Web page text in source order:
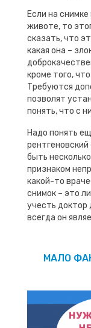
Если на
животе, то
сказать, что
какая она –
кроме того,
Требуются
позволят
понять, что с
Надо понять
быть
признаком
какой-то
снимок – это
учесть доктор
всегда он
МАЛО